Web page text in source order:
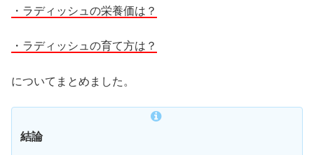
・ラディッシュの栄養価は？
・ラディッシュの育て方は？
についてまとめました。
結論